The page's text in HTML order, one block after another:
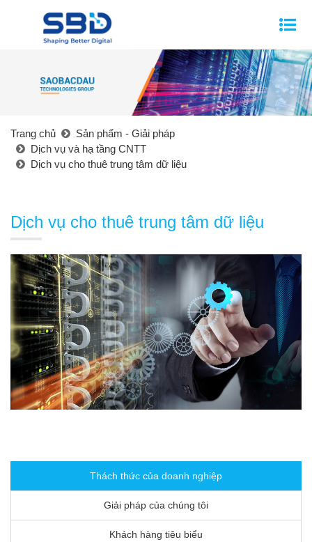
Trang chủ
Sản phẩm - Giải pháp
Dịch vụ và hạ tầng CNTT
Dịch vụ cho thuê trung tâm dữ liệu
Dịch vụ cho thuê trung tâm dữ liệu
Thách thức của doanh nghiệp
Giải pháp của chúng tôi
Khách hàng tiêu biểu